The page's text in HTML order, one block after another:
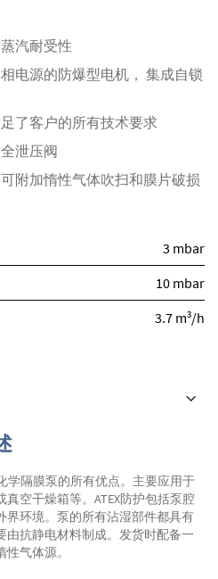
汽耐受性
相电源的防爆型电机， 集成自锁
了客户的所有技术要求
泄压阀
附加惰性气体吹扫和膜片破损
3 mbar
10 mbar
3.7 m3/h
学隔膜泵的所有优点。主要应用于
空干燥箱等。ATEX防护包括泵腔
界环境。泵的所有沾湿部件都具有
由抗静电材料制成。发货时配备一
气体源。